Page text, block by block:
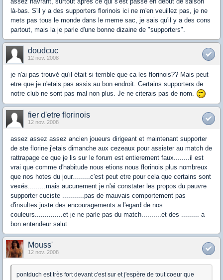
là-bas. S'il y a des supporters florinois ici ne m'en veuillez pas, je ne
mets pas tous le monde dans le meme sac, je sais qu'il y a des cons
partout, mais la je parle d'une bonne dizaine de "supporters".
doudcuc
12 nov. 2008
je n'ai pas trouvé qu'il était si terrible que ca les florinois?? Mais peut
etre que je n'etais pas assis au bon endroit. Certains supporters de
notre club ne sont pas mal non plus. Je ne citerais pas de nom.
fier d'etre florinois
12 nov. 2008
assez assez assez ancien joueurs dirigeant et maintenant supporter
de ste florine j'etais dimanche aux cezeaux pour assister au match de
rattrapage ce que je lis sur le forum est entierement faux........il est
vrai que comme d'habitude nous etions nous florinois plus nombreux
que nos hotes du jour.........c'est peut etre pour cela que certains sont
vexés.........mais aucunement je n'ai constater les propos du pauvre
supporter cuciste ...........pas de mauvais comportement pas
d'insultes juste des encouragements a l'egard de nos
couleurs..............et je ne parle pas du match..........et des ......... a
bon entendeur salut
Mouss'
12 nov. 2008
pontduch est très fort devant c'est sur et j'espère de tout coeur que